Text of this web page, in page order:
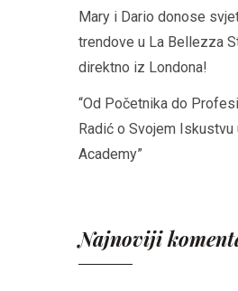
Mary i Dario donose
trendove u La Bellezza
direktno iz Londona!
“Od Početnika do
Radić o Svojem
Academy”
Najnoviji